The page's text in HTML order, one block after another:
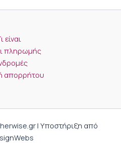
είναι
πληρωμής
απορρήτου
| Υποστήριξη από